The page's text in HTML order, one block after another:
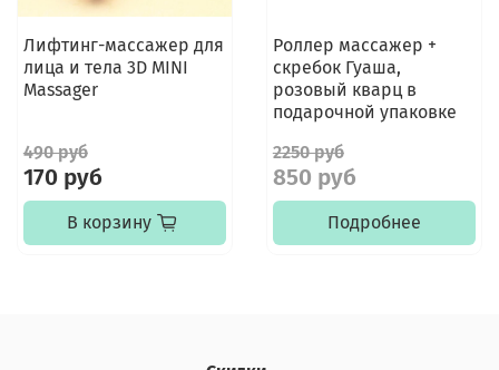
Лифтинг-массажер для
лица и тела 3D MINI
Massager
490 руб
170 руб
В корзину
Роллер массажер +
скребок Гуаша,
розовый кварц в
подарочной упаковке
2250 руб
850 руб
Подробнее